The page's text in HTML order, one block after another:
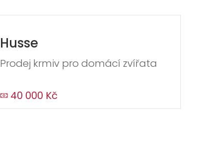
Husse
Prodej krmiv pro domácí zvířata
40 000 Kč